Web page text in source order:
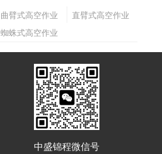
曲臂式高空作业
平台
直臂式高空作业
蜘蛛式高空作业
中盛锦程微信号